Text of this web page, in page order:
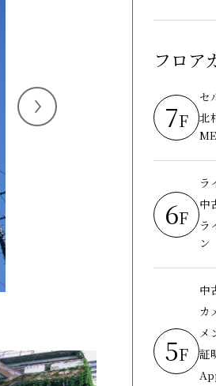
フロア
7F
セ
北
6F
ラ
中
ラ
ン
5F
中
カ
メ
証